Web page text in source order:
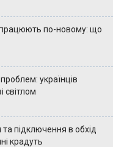
по-новому: що
українців
світлом
та підключення в обхід
крадуть